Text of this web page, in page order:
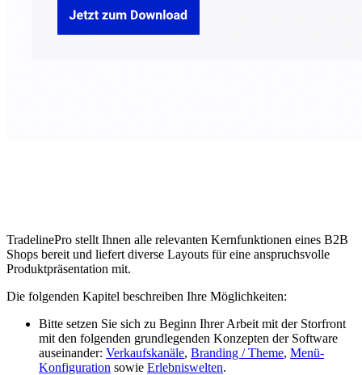
TradelinePro stellt Ihnen alle relevanten Kernfunktionen eines B2B
Shops bereit und liefert diverse Layouts für eine anspruchsvolle
Produktpräsentation mit.
Die folgenden Kapitel beschreiben Ihre Möglichkeiten:
Bitte setzen Sie sich zu Beginn Ihrer Arbeit mit der Storfront
mit den folgenden grundlegenden Konzepten der Software
auseinander: Verkaufskanäle, Branding / Theme, Menü-
Konfiguration sowie Erlebniswelten.